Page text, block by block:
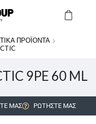
ΠΡΟΪΟΝΤΑ
9PE 60 ML
ΜΑΣ ΡΩΤΗΣΤΕ ΜΑΣ